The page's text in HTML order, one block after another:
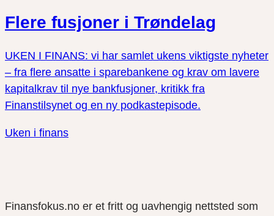
Flere fusjoner i Trøndelag
UKEN I FINANS: vi har samlet ukens viktigste nyheter
– fra flere ansatte i sparebankene og krav om lavere
kapitalkrav til nye bankfusjoner, kritikk fra
Finanstilsynet og en ny podkastepisode.
Uken i finans
Finansfokus.no er et fritt og uavhengig nettsted som